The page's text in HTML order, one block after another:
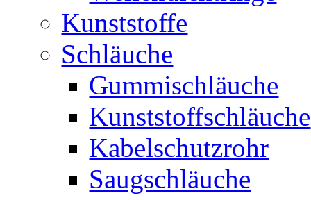
Kunststoffe
Schläuche
Gummischläuche
Kunststoffschläuche
Kabelschutzrohr
Saugschläuche